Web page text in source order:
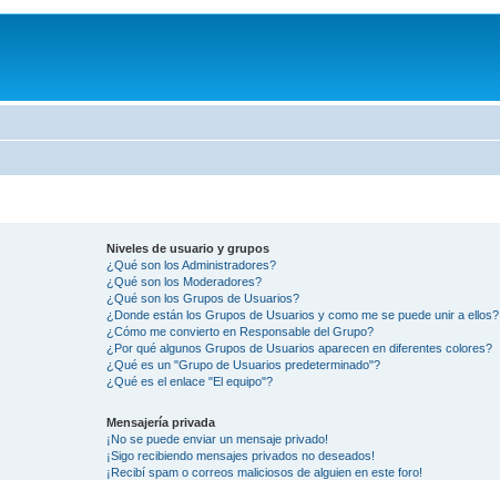
Niveles de usuario y grupos
¿Qué son los Administradores?
¿Qué son los Moderadores?
¿Qué son los Grupos de Usuarios?
¿Donde están los Grupos de Usuarios y como me se puede unir a ellos?
¿Cómo me convierto en Responsable del Grupo?
¿Por qué algunos Grupos de Usuarios aparecen en diferentes colores?
¿Qué es un "Grupo de Usuarios predeterminado"?
¿Qué es el enlace "El equipo"?
Mensajería privada
¡No se puede enviar un mensaje privado!
¡Sigo recibiendo mensajes privados no deseados!
¡Recibí spam o correos maliciosos de alguien en este foro!